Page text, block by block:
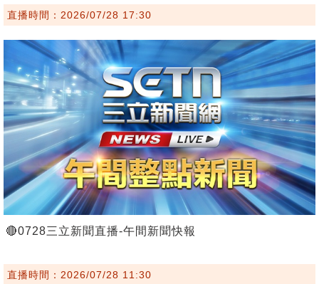
直播時間：2026/07/28 17:30
🔴0728三立新聞直播-午間新聞快報
直播時間：2026/07/28 11:30